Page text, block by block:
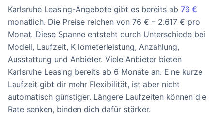
Karlsruhe Leasing-Angebote gibt es bereits ab 76 €
monatlich. Die Preise reichen von 76 € – 2.617 € pro
Monat. Diese Spanne entsteht durch Unterschiede bei
Modell, Laufzeit, Kilometerleistung, Anzahlung,
Ausstattung und Anbieter. Viele Anbieter bieten
Karlsruhe Leasing bereits ab 6 Monate an. Eine kurze
Laufzeit gibt dir mehr Flexibilität, ist aber nicht
automatisch günstiger. Längere Laufzeiten können die
Rate senken, binden dich dafür stärker.